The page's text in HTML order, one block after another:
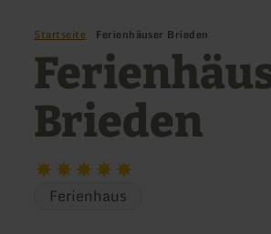
Startseite Ferienhäuser Brieden
Brieden
Ferienhaus